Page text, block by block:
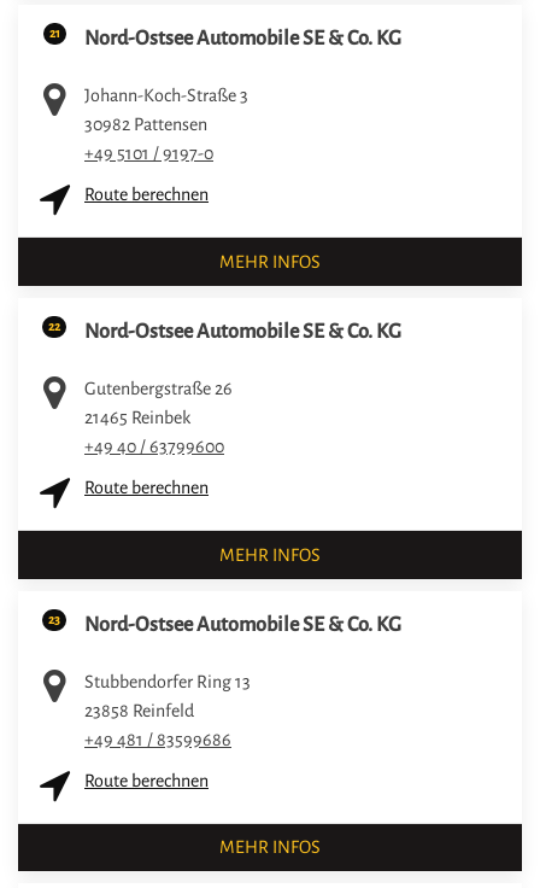
21 Nord-Ostsee Automobile SE & Co. KG
Johann-Koch-Straße 3
30982 Pattensen
+49 5101 / 9197-0
Route berechnen
MEHR INFOS
22 Nord-Ostsee Automobile SE & Co. KG
Gutenbergstraße 26
21465 Reinbek
+49 40 / 63799600
Route berechnen
MEHR INFOS
23 Nord-Ostsee Automobile SE & Co. KG
Stubbendorfer Ring 13
23858 Reinfeld
+49 481 / 83599686
Route berechnen
MEHR INFOS